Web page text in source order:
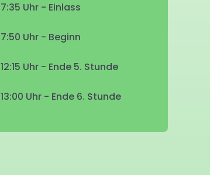
7:35 Uhr - Einlass
7:50 Uhr - Beginn
12:15 Uhr - Ende 5. Stunde
13:00 Uhr - Ende 6. Stunde